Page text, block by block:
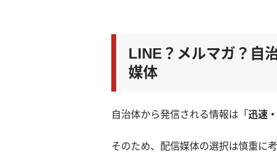
LINE？メルマガ？自
媒体
自治体から発信される情報は「 迅速
そのため、配信媒体の選択は慎重に